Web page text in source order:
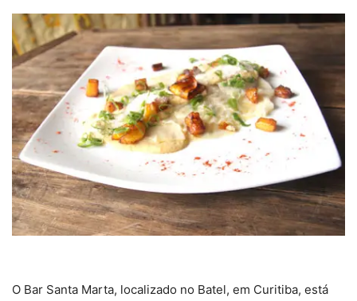
O Bar Santa Marta, localizado no Batel, em Curitiba, está